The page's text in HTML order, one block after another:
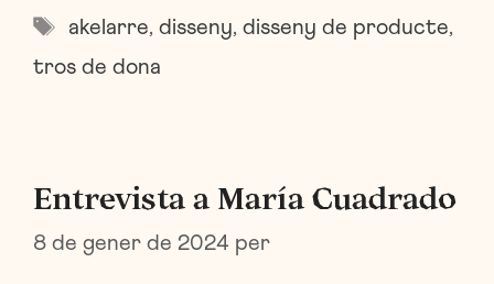
Etiquetes
akelarre, disseny, disseny de producte,
tros de dona
Entrevista a María Cuadrado
8 de gener de 2024 per